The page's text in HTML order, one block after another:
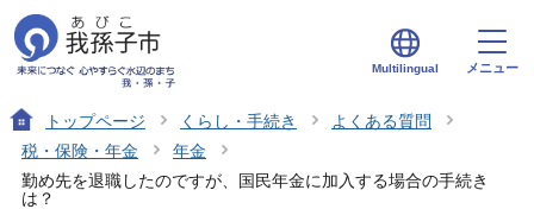
Multilingual メニュー
トップページ くらし・手続き
よくある質問
税・保険・年金
年金
勤め先を退職したのですが、国民年金に加入する場合の手続き
は？